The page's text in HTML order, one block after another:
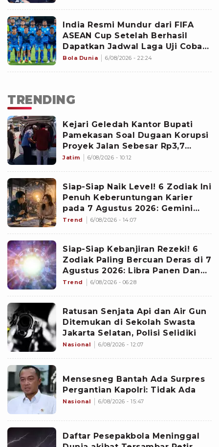
India Resmi Mundur dari FIFA
ASEAN Cup Setelah Berhasil
Dapatkan Jadwal Laga Uji Coba
Internasional Vs Brasil?
Bola Dunia 6/08/2026 - 22:24
TRENDING
Kejari Geledah Kantor Bupati
Pamekasan Soal Dugaan Korupsi
Proyek Jalan Sebesar Rp3,7
Milliar
Jatim 6/08/2026 - 10:12
Siap-Siap Naik Level! 6 Zodiak Ini
Penuh Keberuntungan Karier
pada 7 Agustus 2026: Gemini
Punya Senjata Utama
Trend 6/08/2026 - 14:07
Siap-Siap Kebanjiran Rezeki! 6
Zodiak Paling Bercuan Deras di 7
Agustus 2026: Libra Panen Dana
Ekstra
Trend 6/08/2026 - 06:28
Ratusan Senjata Api dan Air Gun
Ditemukan di Sekolah Swasta
Jakarta Selatan, Polisi Selidiki
Nasional 6/08/2026 - 12:07
Mensesneg Bantah Ada Surpres
Pergantian Kapolri: Tidak Ada
Nasional 6/08/2026 - 15:47
Daftar Pesepakbola Meninggal